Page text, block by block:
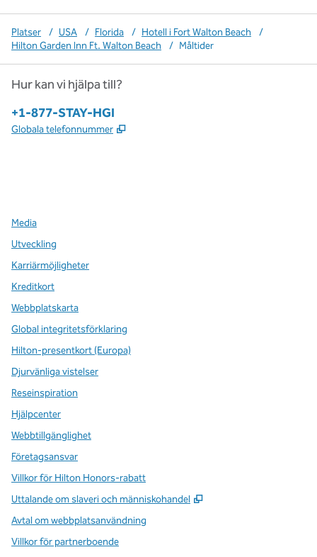
Platser / USA / Florida / Hotell i Fort Walton Beach
/
Hilton Garden Inn Ft. Walton Beach
/ Måltider
Hur kan vi hjälpa till?
Telefon:
+1-877-STAY-HGI
Globala telefonnummer ,
Media
Utveckling
Karriärmöjligheter
Kreditkort
Webbplatskarta
Global integritetsförklaring
Hilton-presentkort (Europa)
Djurvänliga vistelser
Reseinspiration
Hjälpcenter
Webbtillgänglighet
Företagsansvar
Villkor för Hilton Honors-rabatt
Uttalande om slaveri och människohandel
,
Avtal om webbplatsanvändning
Villkor för partnerboende